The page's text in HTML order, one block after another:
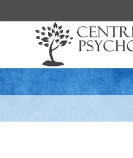
Comment